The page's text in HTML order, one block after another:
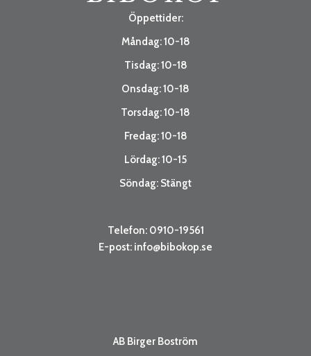
Öppettider:
Måndag: 10-18
Tisdag: 10-18
Onsdag: 10-18
Torsdag: 10-18
Fredag: 10-18
Lördag: 10-15
Söndag: Stängt
Telefon: 0910-19561
E-post: info@bibokop.se
AB Birger Boström